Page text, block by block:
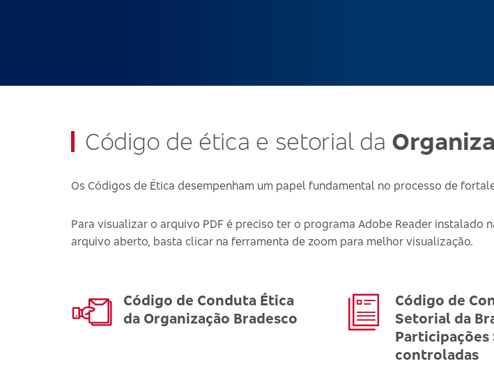
Código de ética e setorial da
Os Códigos de Ética desempenham um papel fundamental no processo de
Para visualizar o arquivo PDF é preciso ter o programa Adobe Reader instalado
arquivo aberto, basta clicar na ferramenta de zoom para melhor visualização.
Código de Conduta Ética
da Organização Bradesco
Código de
Setorial da
Participações
controladas